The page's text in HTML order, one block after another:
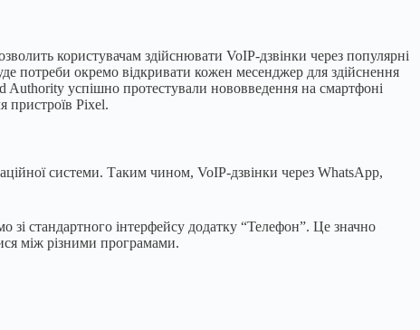
користувачам здійснювати VoIP-дзвінки через популярні
потреби окремо відкривати кожен месенджер для здійснення
Authority успішно протестували нововведення на смартфоні
пристроїв Pixel.
системи. Таким чином, VoIP-дзвінки через WhatsApp,
стандартного інтерфейсу додатку “Телефон”. Це значно
між різними програмами.